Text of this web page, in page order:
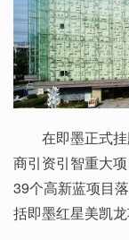
在即墨正式
商引资引智重大
39个高新蓝项目
括即墨红星美凯龙